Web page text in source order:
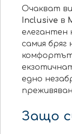
Очакват
Inclusive в
елегантен
самия бряг
едно
Защо